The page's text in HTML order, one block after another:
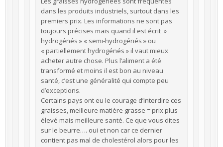
dans les produits industriels, surtout dans les
premiers prix. Les informations ne sont pas
toujours précises mais quand il est écrit »
hydrogénés » « semi-hydrogénés » ou
« partiellement hydrogénés » il vaut mieux
acheter autre chose. Plus l’aliment a été
transformé et moins il est bon au niveau
santé, c’est une généralité qui compte peu
d’exceptions.
Certains pays ont eu le courage d’interdire ces
graisses, meilleure matière grasse = prix plus
élevé mais meilleure santé. Ce que vous dites
sur le beurre…. oui et non car ce dernier
contient pas mal de cholestérol alors pour les